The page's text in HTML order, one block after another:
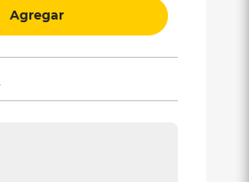
Agregar